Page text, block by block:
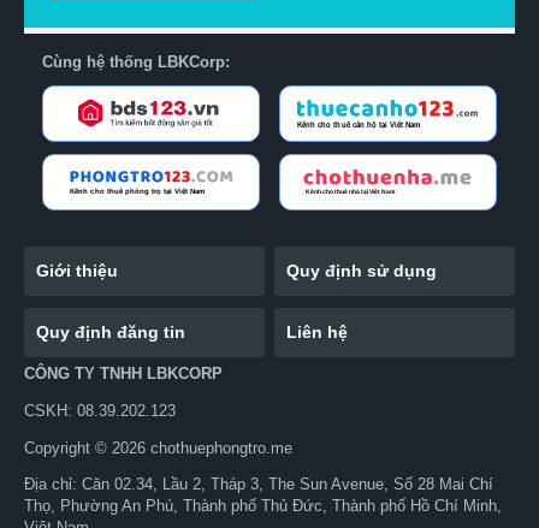
Cùng hệ thống LBKCorp:
Giới thiệu Quy định sử dụng
Quy định đăng tin Liên hệ
CÔNG TY TNHH LBKCORP
CSKH: 08.39.202.123
Copyright © 2026 chothuephongtro.me
Địa chỉ: Căn 02.34, Lầu 2, Tháp 3, The Sun Avenue, Số 28 Mai Chí
Thọ, Phường An Phú, Thành phố Thủ Đức, Thành phố Hồ Chí Minh,